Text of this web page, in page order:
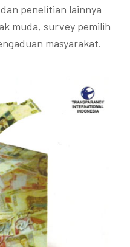
penelitian lainnya
muda, survey pemilih
masyarakat.